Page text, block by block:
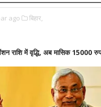
ago बिहार,
राशि में वृद्धि, अब मासिक 15000